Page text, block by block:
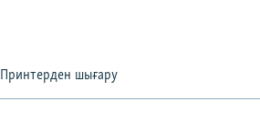
Принтерден шығару